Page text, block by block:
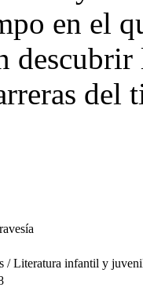
en el
descubrir
del
/ Literatura infantil y